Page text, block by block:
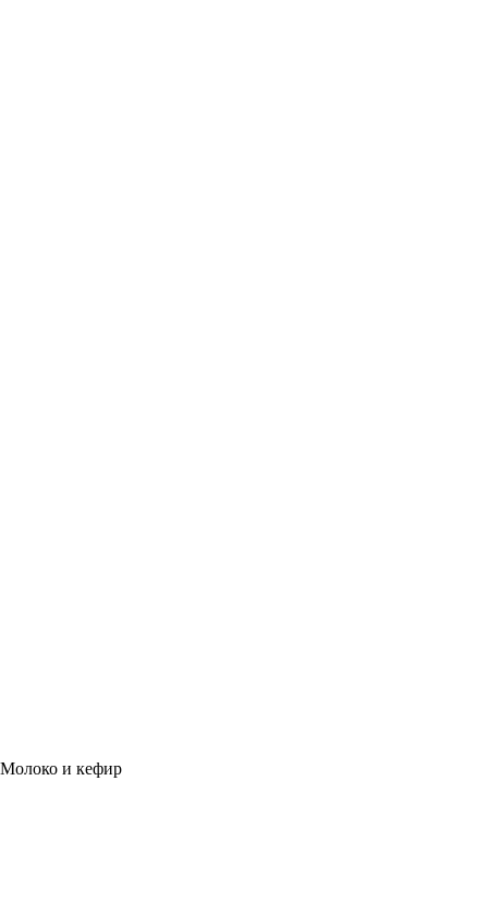
Молоко и кефир